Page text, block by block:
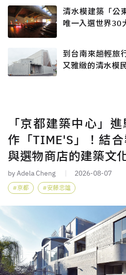
清水模建築「公
唯一入選世界30
到台南來趟輕旅
又雅緻的清水模
「京都建築中心」
作「TIME'S」！結
與選物商店的建築文
by Adela Cheng 2026-08-07
京都 安藤忠雄